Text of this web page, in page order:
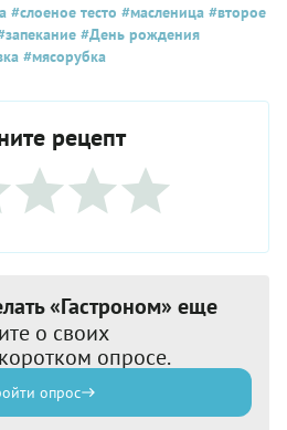
#слоеное тесто #масленица #второе
#День рождения
#мясорубка
рецепт
«Гастроном» еще
о своих
опросе.
опрос